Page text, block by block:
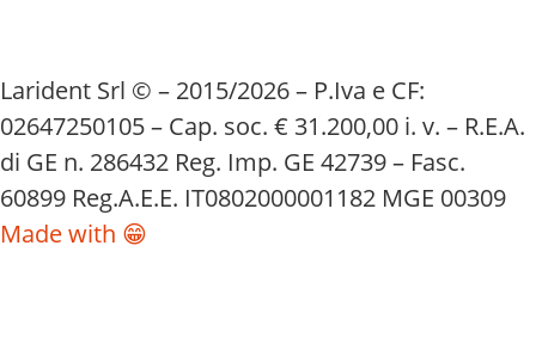
Larident Srl © – 2015/2026 – P.Iva e CF:
02647250105 – Cap. soc. € 31.200,00 i. v. – R.E.A.
di GE n. 286432 Reg. Imp. GE 42739 – Fasc.
60899 Reg.A.E.E. IT0802000001182 MGE 00309
Made with 😁